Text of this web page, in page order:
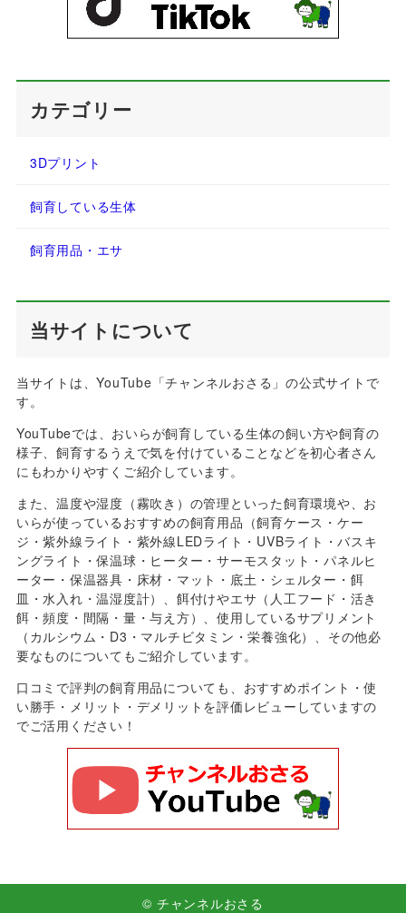
カテゴリー
3Dプリント
飼育している生体
飼育用品・エサ
当サイトについて
当サイトは、YouTube「チャンネルおさる」の公式サイトで
す。
YouTubeでは、おいらが飼育している生体の飼い方や飼育の
様子、飼育するうえで気を付けていることなどを初心者さん
にもわかりやすくご紹介しています。
また、温度や湿度（霧吹き）の管理といった飼育環境や、お
いらが使っているおすすめの飼育用品（飼育ケース・ケー
ジ・紫外線ライト・紫外線LEDライト・UVBライト・バスキ
ングライト・保温球・ヒーター・サーモスタット・パネルヒ
ーター・保温器具・床材・マット・底土・シェルター・餌
皿・水入れ・温湿度計）、餌付けやエサ（人工フード・活き
餌・頻度・間隔・量・与え方）、使用しているサプリメント
（カルシウム・D3・マルチビタミン・栄養強化）、その他必
要なものについてもご紹介しています。
口コミで評判の飼育用品についても、おすすめポイント・使
い勝手・メリット・デメリットを評価レビューしていますの
でご活用ください！
© チャンネルおさる